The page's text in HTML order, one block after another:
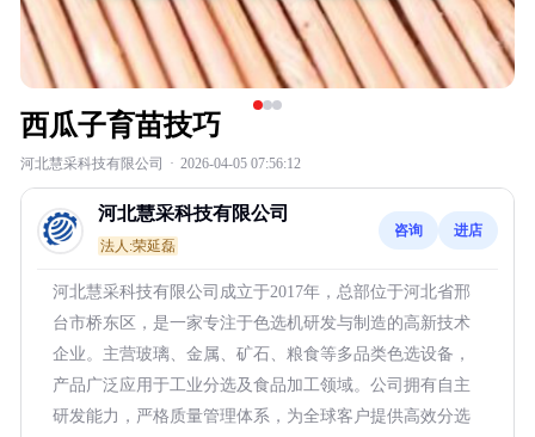
西瓜子育苗技巧
河北慧采科技有限公司 · 2026-04-05 07:56:12
河北慧采科技有限公司
法人:荣延磊
咨询 进店
河北慧采科技有限公司成立于2017年，总部位于河北省邢
台市桥东区，是一家专注于色选机研发与制造的高新技术
企业。主营玻璃、金属、矿石、粮食等多品类色选设备，
产品广泛应用于工业分选及食品加工领域。公司拥有自主
研发能力，严格质量管理体系，为全球客户提供高效分选